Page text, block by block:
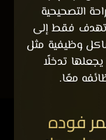
التصحيحية
تهدف فقط إلى
وظيفية مثل
تدخلًا
معًا.
فوده